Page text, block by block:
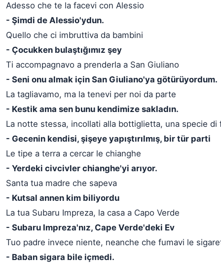
Adesso che te la facevi con Alessio
- Şimdi de Alessio'ydun.
Quello che ci imbruttiva da bambini
- Çocukken bulaştığımız şey
Ti accompagnavo a prenderla a San Giuliano
- Seni onu almak için San Giuliano'ya götürüyordum.
La tagliavamo, ma la tenevi per noi da parte
- Kestik ama sen bunu kendimize sakladın.
La notte stessa, incollati alla bottiglietta, una specie di
- Gecenin kendisi, şişeye yapıştırılmış, bir tür parti
Le tipe a terra a cercar le chianghe
- Yerdeki civcivler chianghe'yi arıyor.
Santa tua madre che sapeva
- Kutsal annen kim biliyordu
La tua Subaru Impreza, la casa a Capo Verde
- Subaru Impreza'nız, Cape Verde'deki Ev
Tuo padre invece niente, neanche che fumavi le
- Baban sigara bile içmedi.